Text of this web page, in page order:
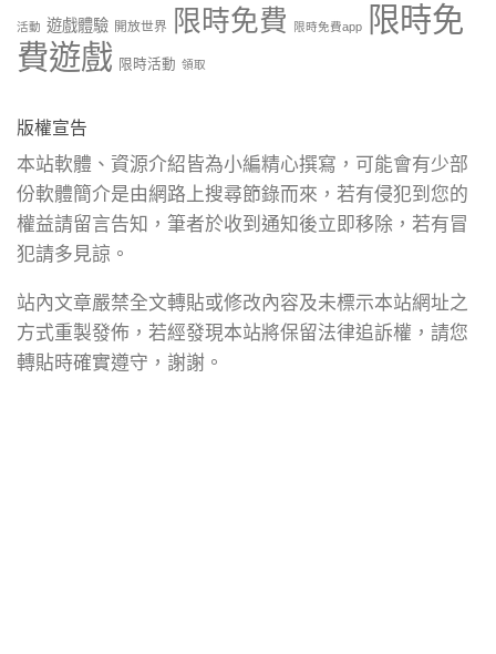
活動 遊戲體驗 開放世界 限時免費 限時免費app
限時免
費遊戲 限時活動 領取
版權宣告
本站軟體、資源介紹皆為小編精心撰寫，可能會有少部
份軟體簡介是由網路上搜尋節錄而來，若有侵犯到您的
權益請留言告知，筆者於收到通知後立即移除，若有冒
犯請多見諒。
站內文章嚴禁全文轉貼或修改內容及未標示本站網址之
方式重製發佈，若經發現本站將保留法律追訴權，請您
轉貼時確實遵守，謝謝。